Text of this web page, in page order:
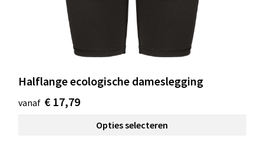
Halflange ecologische dameslegging
vanaf € 17,79
Opties selecteren